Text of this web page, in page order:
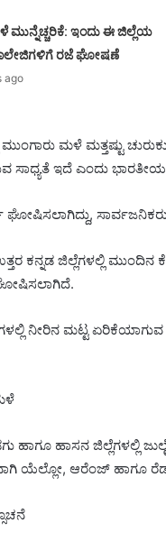
ಮುನ್ನೆಚ್ಚರಿಕೆ: ಇಂದು ಈ ಜಿಲ್ಲೆಯ
ರಜೆ ಘೋಷಣೆ
ago
ಮುಂಗಾರು ಮಳೆ ಮತ್ತಷ್ಟು
ಸಾಧ್ಯತೆ ಇದೆ ಎಂದು
ಕನ್ನಡ ಜಿಲ್ಲೆಗಳಲ್ಲಿ
ನೀರಿನ ಮಟ್ಟ
ಹಾಗೂ ಹಾಸನ ಜಿಲ್ಲೆಗಳಲ್ಲಿ
ಯೆಲ್ಲೋ, ಆರೆಂಜ್ ಹಾಗೂ